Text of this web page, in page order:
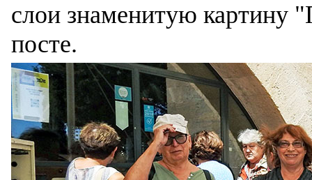
слои знаменитую картину
посте.